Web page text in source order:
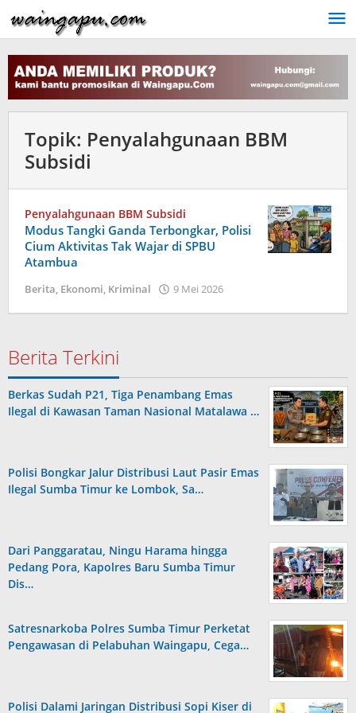
ke
konten
Topik: Penyalahgunaan BBM
Subsidi
Penyalahgunaan BBM Subsidi
Modus Tangki Ganda Terbongkar, Polisi
Cium Aktivitas Tak Wajar di SPBU
Atambua
Berita, Ekonomi, Kriminal 9 Mei 2026
Umbu
Berita Terkini
Berkas Sudah P21, Tiga Penambang Emas
Ilegal di Kawasan Taman Nasional Matalawa …
Polisi Bongkar Jalur Distribusi Laut Pasir Emas
Ilegal Sumba Timur ke Lombok, Sa…
Dari Panggaratau, Ningu Harama hingga
Pedang Pora, Kapolres Baru Sumba Timur
Dis…
Satresnarkoba Polres Sumba Timur Perketat
Pengawasan di Pelabuhan Waingapu, Cega…
Polisi Dalami Jaringan Distribusi Sopi Kiser di